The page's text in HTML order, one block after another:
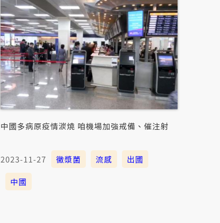
中國多病原疫情湠燒 咱機場加強戒備、催注射
2023-11-27 黴漿菌 流感
出國
中國